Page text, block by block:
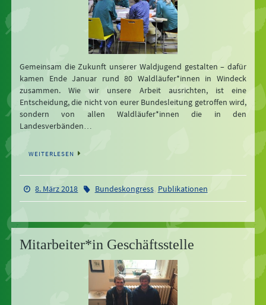
Gemeinsam die Zukunft unserer Waldjugend gestalten – dafür
kamen Ende Januar rund 80 Waldläufer*innen in Windeck
zusammen. Wie wir unsere Arbeit ausrichten, ist eine
Entscheidung, die nicht von eurer Bundesleitung getroffen wird,
sondern von allen Waldläufer*innen die in den
Landesverbänden…
WEITERLESEN
8. März 2018 Bundeskongress, Publikationen
Mitarbeiter*in Geschäftsstelle